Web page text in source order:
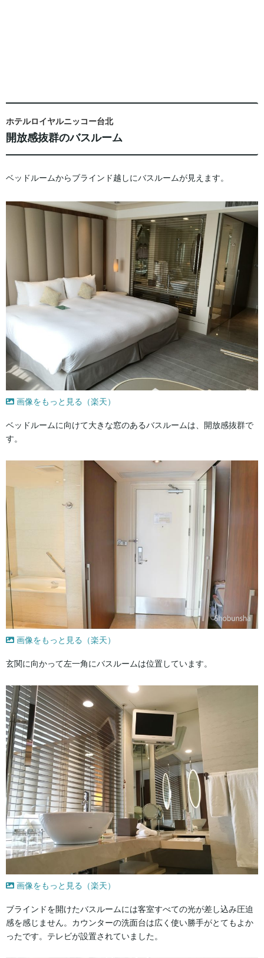
ホテルロイヤルニッコー台北
開放感抜群のバスルーム
ベッドルームからブラインド越しにバスルームが見えます。
画像をもっと見る（楽天）
ベッドルームに向けて大きな窓のあるバスルームは、開放感抜群で
す。
画像をもっと見る（楽天）
玄関に向かって左一角にバスルームは位置しています。
画像をもっと見る（楽天）
ブラインドを開けたバスルームには客室すべての光が差し込み圧迫
感を感じません。カウンターの洗面台は広く使い勝手がとてもよか
ったです。テレビが設置されていました。